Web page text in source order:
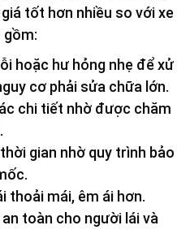
tốt hơn nhiều so với xe
gồm:
hoặc hư hỏng nhẹ để xử
cơ phải sửa chữa lớn.
chi tiết nhờ được chăm
gian nhờ quy trình bảo
thoải mái, êm ái hơn.
toàn cho người lái và